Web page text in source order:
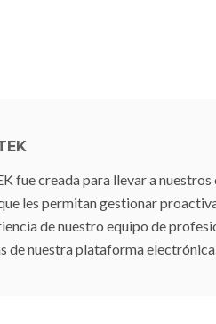
fue creada para llevar a
les permitan gestionar
de nuestro equipo de
de nuestra plataforma